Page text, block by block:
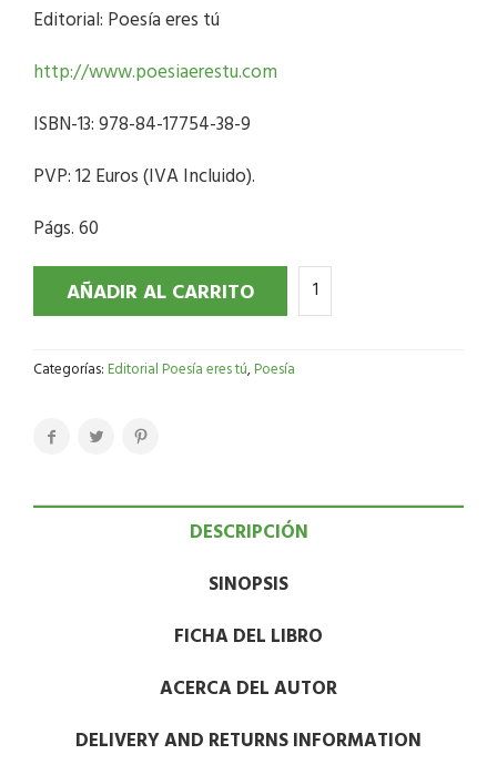
Editorial: Poesía eres tú
http://www.poesiaerestu.com
ISBN-13: 978-84-17754-38-9
PVP: 12 Euros (IVA Incluido).
Págs. 60
AÑADIR AL CARRITO
Categorías:Editorial Poesía eres tú,Poesía
DESCRIPCIÓN
SINOPSIS
FICHA DEL LIBRO
ACERCA DEL AUTOR
DELIVERY AND RETURNS INFORMATION